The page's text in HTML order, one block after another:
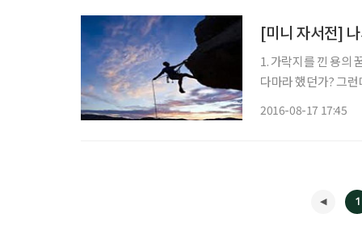
[미니 자서전]
1. 가락지를 낀 용의 꿈 필자가 이 세상에 태어나기 전 나의 할아버지는 용꿈을 꾸셨단
다마라 했던가? 그런데 자세히 보니 용의 다리에 가락지가 끼어 있어 그것이 무엇인지 걱정스
2016-08-17 17:45
1